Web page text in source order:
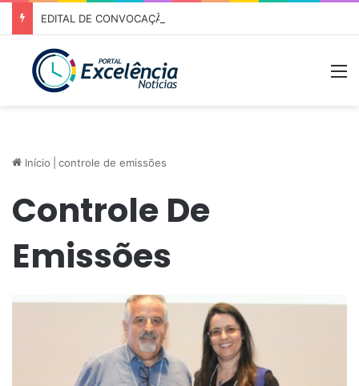
Início controle de emissões
Controle De
Emissões